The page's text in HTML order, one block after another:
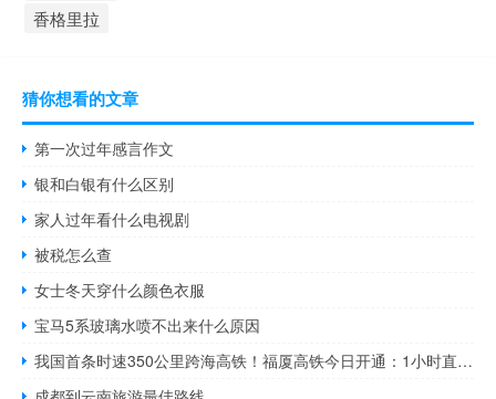
香格里拉
猜你想看的文章
第一次过年感言作文
银和白银有什么区别
家人过年看什么电视剧
被税怎么查
女士冬天穿什么颜色衣服
宝马5系玻璃水喷不出来什么原因
我国首条时速350公里跨海高铁！福厦高铁今日开通：1小时直达厦门